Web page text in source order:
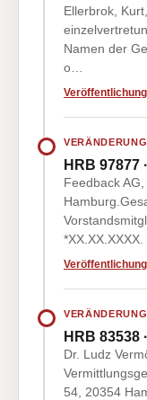
Ellerbrok,
Namen der
o…
HRB 97877
Feedback
*XX.XX.XXXX.
HRB 83538
Dr. Ludz
54, 20354